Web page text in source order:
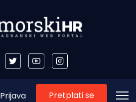
Prijava Pretplati se